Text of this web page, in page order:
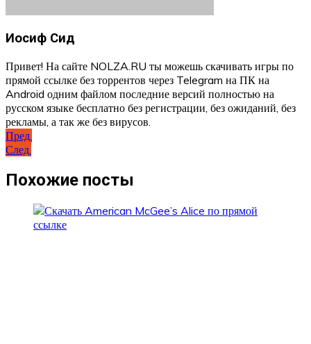
Иосиф Сид
Привет! На сайте NOLZA.RU ты можешь скачивать игры по
прямой ссылке без торрентов через Telegram на ПК на
Android одним файлом последние версий полностью на
русском языке бесплатно без регистрации, без ожиданий, без
рекламы, а так же без вирусов.
Навигация
по
записям
Пред.
След.
Похожие посты